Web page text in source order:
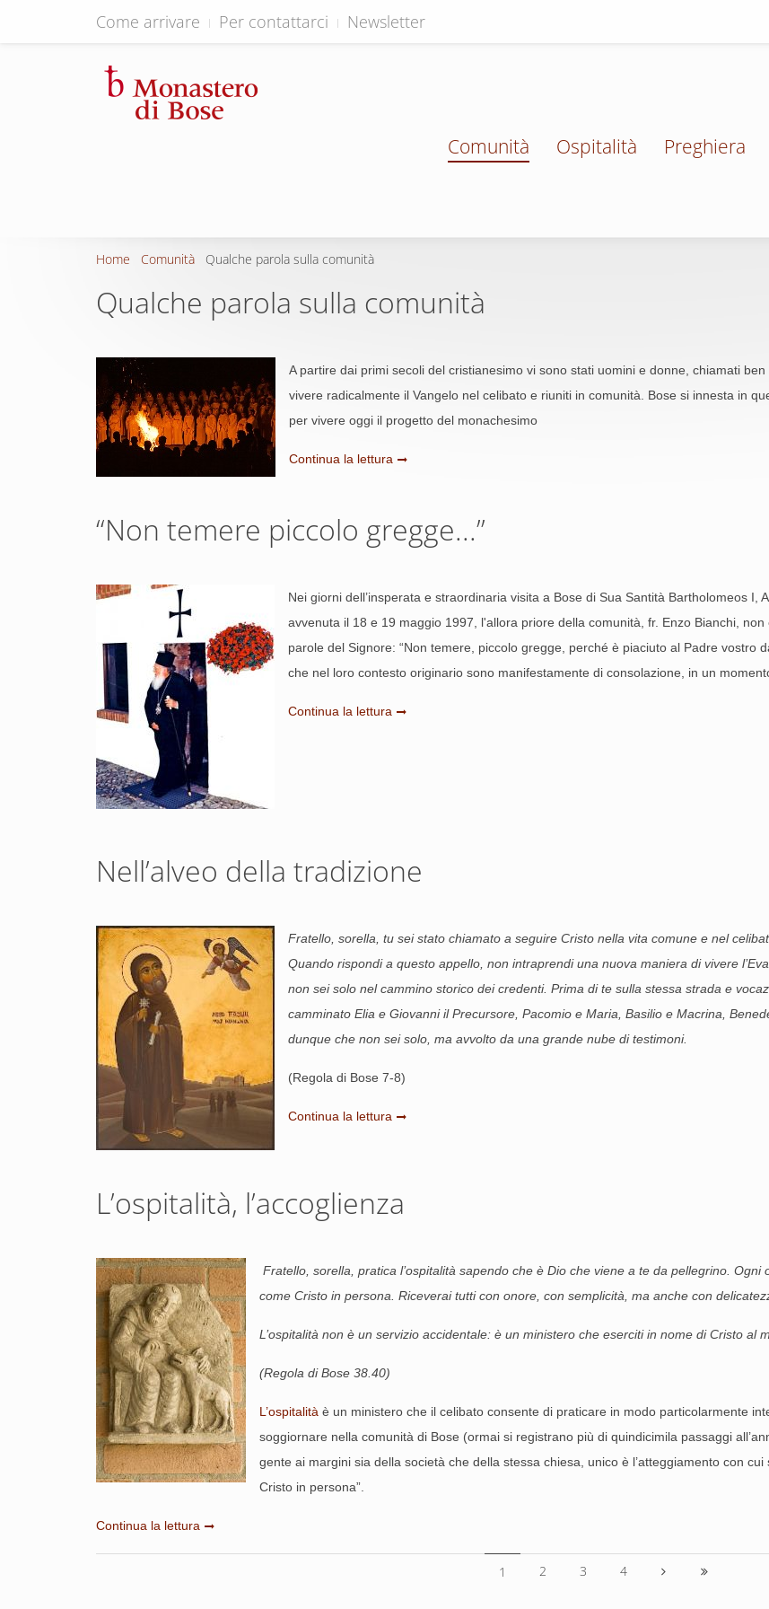
Come arrivare Per contattarci Newsletter
Comunità Ospitalità Preghiera
Home Comunità Qualche parola sulla comunità
Qualche parola sulla comunità
A partire dai primi secoli del cristianesimo vi sono stati uomini e donne, chiamati
vivere radicalmente il Vangelo nel celibato e riuniti in comunità. Bose si innesta in
per vivere oggi il progetto del monachesimo
Continua la lettura
“Non temere piccolo gregge...”
Nei giorni dell’insperata e straordinaria visita a Bose di Sua Santità Bartholomeos I,
avvenuta il 18 e 19 maggio 1997, l'allora priore della comunità, fr. Enzo Bianchi,
parole del Signore: “Non temere, piccolo gregge, perché è piaciuto al Padre vostro
che nel loro contesto originario sono manifestamente di consolazione, in un
Continua la lettura
Nell’alveo della tradizione
Fratello, sorella, tu sei stato chiamato a seguire Cristo nella vita comune e nel
Quando rispondi a questo appello, non intraprendi una nuova maniera di vivere
non sei solo nel cammino storico dei credenti. Prima di te sulla stessa strada e
camminato Elia e Giovanni il Precursore, Pacomio e Maria, Basilio e Macrina,
dunque che non sei solo, ma avvolto da una grande nube di testimoni.
(Regola di Bose 7-8)
Continua la lettura
L’ospitalità, l’accoglienza
Fratello, sorella, pratica l’ospitalità sapendo che è Dio che viene a te da pellegrino.
come Cristo in persona. Riceverai tutti con onore, con semplicità, ma anche con
L’ospitalità non è un servizio accidentale: è un ministero che eserciti in nome di Cristo al
(Regola di Bose 38.40)
L’ospitalità è un ministero che il celibato consente di praticare in modo particolarmente
soggiornare nella comunità di Bose (ormai si registrano più di quindicimila passaggi
gente ai margini sia della società che della stessa chiesa, unico è l’atteggiamento con
Cristo in persona”.
Continua la lettura
1 2 3 4